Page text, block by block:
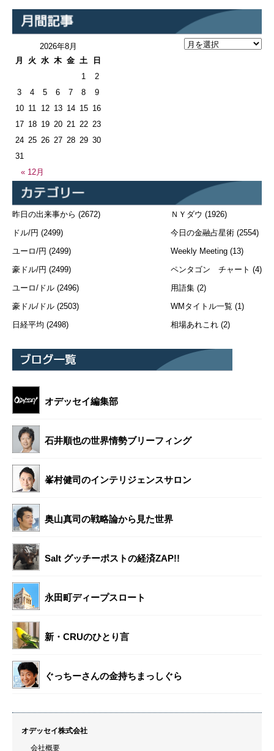
2026年8月
月
火 水 木 金 土 日
« 12月
1
2
3
4 5 6 7 8
9
10 11 12 13 14 15 16
17 18 19 20 21 22 23
24 25 26 27 28 29 30
31
昨日の出来事から (2672)
ドル/円 (2499)
ユーロ/円 (2499)
豪ドル/円 (2499)
ユーロ/ドル (2496)
豪ドル/ドル (2503)
日経平均 (2498)
ＮＹダウ (1926)
今日の金融占星術 (2554)
Weekly Meeting (13)
ペンタゴン チャート (4)
用語集 (2)
WMタイトル一覧 (1)
相場あれこれ (2)
オデッセイ編集部
石井順也の世界情勢ブリーフィング
峯村健司のインテリジェンスサロン
奥山真司の戦略論から見た世界
Salt グッチーポストの経済ZAP!!
永田町ディープスロート
新・CRUのひとり言
ぐっちーさんの金持ちまっしぐら
オデッセイ株式会社
会社概要